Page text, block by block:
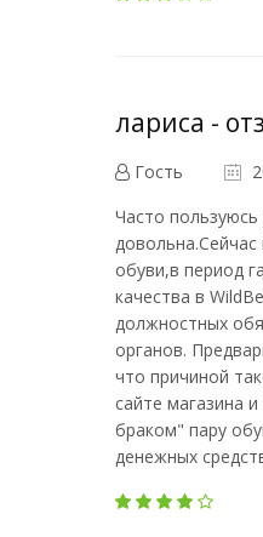
лариса -
Гость
Часто
обуви,в период
качества в
должностных
органов.
что причиной
сайте магазина
браком" пару
денежных